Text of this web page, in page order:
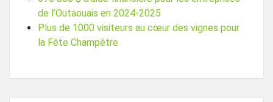
de l’Outaouais en 2024-2025
Plus de 1000 visiteurs au cœur des vignes pour
la Fête Champêtre